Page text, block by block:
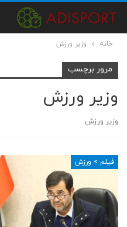
خانه وزیر ورزش
مرور برچسب
وزیر ورزش
وزیر ورزش
فیلم > ورزش